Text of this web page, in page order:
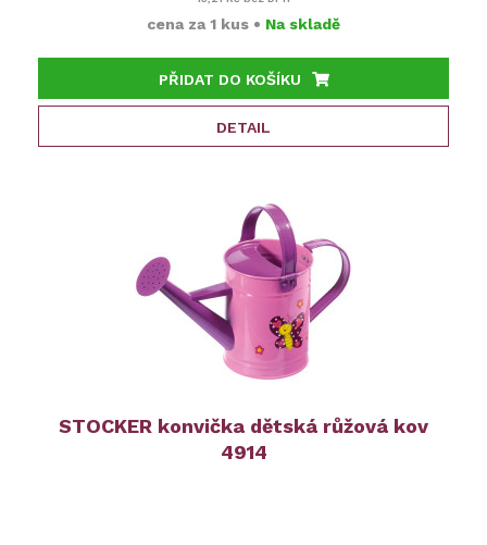
cena za 1 kus • Na skladě
PŘIDAT DO KOŠÍKU
DETAIL
STOCKER konvička dětská růžová kov
4914